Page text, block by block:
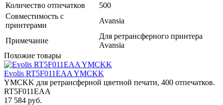
Количество отпечатков
500
Совместимость с
принтерами
Avansia
Примечание
Для ретрансферного принтера
Avansia
Похожие товары
Evolis RT5F011EAA YMCKK
YMCKK для ретрансферной цветной печати, 400 отпечатков.
RT5F011EAA
17 584 руб.